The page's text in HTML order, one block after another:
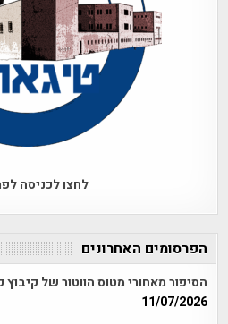
לחצו לכניסה
הפרסומים האחרונים
הסיפור מאחורי מטוס הווטור של
11/07/2026